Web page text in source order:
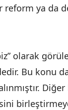
ya da
olarak
Bu konu
Diğer